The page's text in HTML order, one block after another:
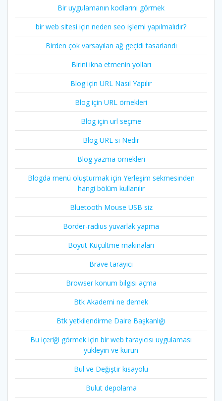
Bir uygulamanın kodlarını görmek
bir web sitesi için neden seo işlemi yapılmalıdır?
Birden çok varsayılan ağ geçidi tasarlandı
Birini ikna etmenin yolları
Blog için URL Nasıl Yapılır
Blog için URL örnekleri
Blog için url seçme
Blog URL si Nedir
Blog yazma örnekleri
Blogda menü oluşturmak için Yerleşim sekmesinden
hangi bölüm kullanılır
Bluetooth Mouse USB siz
Border-radius yuvarlak yapma
Boyut Küçültme makinaları
Brave tarayıcı
Browser konum bilgisi açma
Btk Akademi ne demek
Btk yetkilendirme Daire Başkanlığı
Bu içeriği görmek için bir web tarayıcısı uygulaması
yükleyin ve kurun
Bul ve Değiştir kısayolu
Bulut depolama